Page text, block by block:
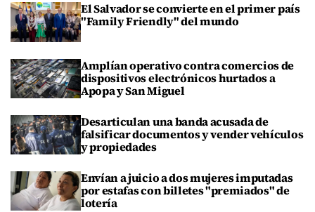
El Salvador se convierte en el primer país
"Family Friendly" del mundo
Amplían operativo contra comercios de
dispositivos electrónicos hurtados a
Apopa y San Miguel
Desarticulan una banda acusada de
falsificar documentos y vender vehículos
y propiedades
Envían a juicio a dos mujeres imputadas
por estafas con billetes "premiados" de
lotería